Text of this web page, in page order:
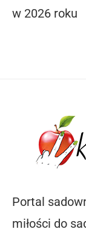
w 2026 roku
Portal
miłości do